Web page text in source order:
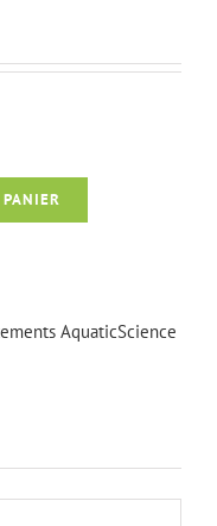
AquaticScience